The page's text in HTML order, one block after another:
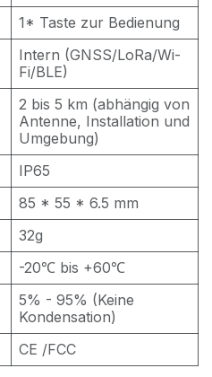
1* Taste zur Bedienung
Intern (GNSS/LoRa/Wi-
Fi/BLE)
2 bis 5 km (abhängig von
Antenne, Installation und
Umgebung)
IP65
85 * 55 * 6.5 mm
32g
-20℃ bis +60℃
5% - 95% (Keine
Kondensation)
CE /FCC